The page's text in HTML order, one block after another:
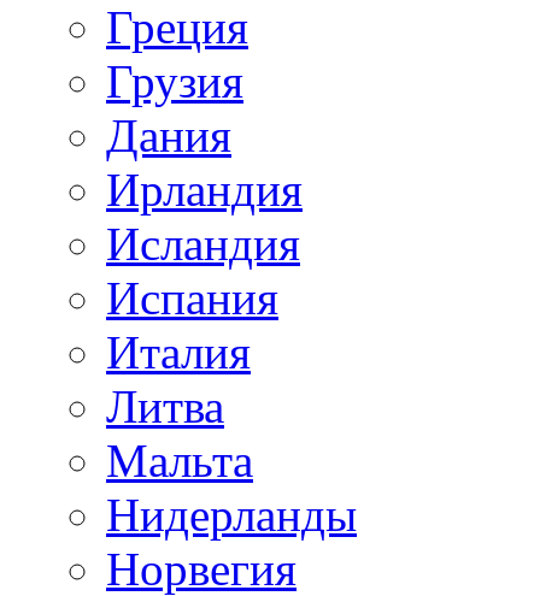
Греция
Грузия
Дания
Ирландия
Исландия
Испания
Италия
Литва
Мальта
Нидерланды
Норвегия